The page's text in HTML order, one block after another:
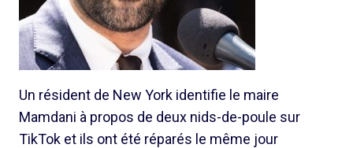
Un résident de New York identifie le maire
Mamdani à propos de deux nids-de-poule sur
TikTok et ils ont été réparés le même jour